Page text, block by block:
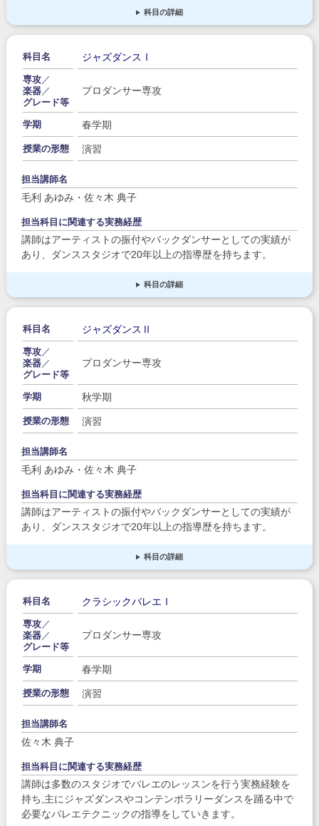
科目の詳細
科目名 ジャズダンスⅠ
専攻／
楽器／
グレード等
プロダンサー専攻
学期 春学期
授業の形態 演習
担当講師名
毛利 あゆみ・佐々木 典子
担当科目に関連する実務経歴
講師はアーティストの振付やバックダンサーとしての実績が
あり、ダンススタジオで20年以上の指導歴を持ちます。
科目の詳細
科目名 ジャズダンスⅡ
専攻／
楽器／
グレード等
プロダンサー専攻
学期 秋学期
授業の形態 演習
担当講師名
毛利 あゆみ・佐々木 典子
担当科目に関連する実務経歴
講師はアーティストの振付やバックダンサーとしての実績が
あり、ダンススタジオで20年以上の指導歴を持ちます。
科目の詳細
科目名 クラシックバレエⅠ
専攻／
楽器／
グレード等
プロダンサー専攻
学期 春学期
授業の形態 演習
担当講師名
佐々木 典子
担当科目に関連する実務経歴
講師は多数のスタジオでバレエのレッスンを行う実務経験を
持ち,主にジャズダンスやコンテンポラリーダンスを踊る中で
必要なバレエテクニックの指導をしていきます。